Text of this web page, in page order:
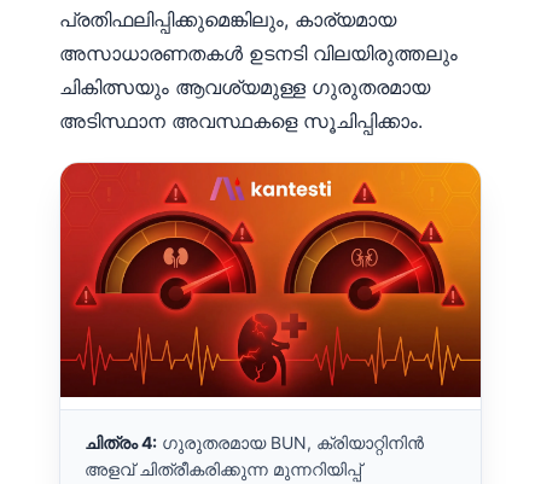
പ്രതിഫലിപ്പിക്കുമെങ്കിലും, കാര്യമായ
അസാധാരണതകൾ ഉടനടി വിലയിരുത്തലും
ചികിത്സയും ആവശ്യമുള്ള ഗുരുതരമായ
അടിസ്ഥാന അവസ്ഥകളെ സൂചിപ്പിക്കാം.
ചിത്രം 4: ഗുരുതരമായ BUN, ക്രിയാറ്റിനിൻ
അളവ് ചിത്രീകരിക്കുന്ന മുന്നറിയിപ്പ്